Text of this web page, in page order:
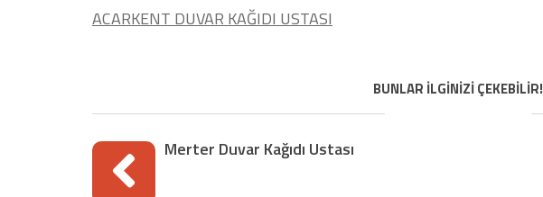
ACARKENT DUVAR KAĞIDI USTASI
BUNLAR İLGİNİZİ ÇEKEBİLİR!
Merter Duvar Kağıdı Ustası